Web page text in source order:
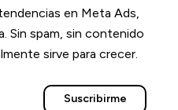
en Meta Ads,
Sin spam, sin contenido
sirve para crecer.
Suscribirme